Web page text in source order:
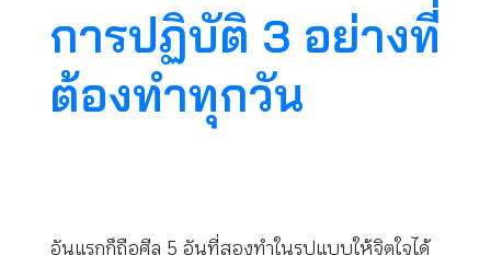
การปฏิบัติ 3 อย่างที่
ต้องทำทุกวัน
อันแรกก็ถือศีล 5 อันที่สองทำในรูปแบบให้จิตใจได้